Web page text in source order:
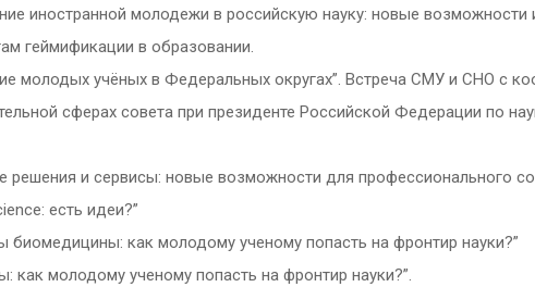
иностранной молодежи в российскую науку: новые возможности
геймификации в образовании.
молодых учёных в Федеральных округах”. Встреча СМУ и СНО с
сферах совета при президенте Российской Федерации по
решения и сервисы: новые возможности для профессионального
есть идеи?”
биомедицины: как молодому ученому попасть на фронтир науки?”
как молодому ученому попасть на фронтир науки?”.